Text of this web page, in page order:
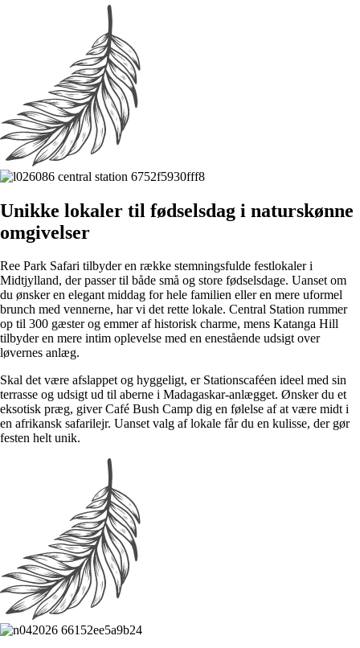
Unikke lokaler til fødselsdag i naturskønne
omgivelser
Ree Park Safari tilbyder en række stemningsfulde festlokaler i
Midtjylland, der passer til både små og store fødselsdage. Uanset om
du ønsker en elegant middag for hele familien eller en mere uformel
brunch med vennerne, har vi det rette lokale. Central Station rummer
op til 300 gæster og emmer af historisk charme, mens Katanga Hill
tilbyder en mere intim oplevelse med en enestående udsigt over
løvernes anlæg.
Skal det være afslappet og hyggeligt, er Stationscaféen ideel med sin
terrasse og udsigt ud til aberne i Madagaskar-anlægget. Ønsker du et
eksotisk præg, giver Café Bush Camp dig en følelse af at være midt i
en afrikansk safarilejr. Uanset valg af lokale får du en kulisse, der gør
festen helt unik.